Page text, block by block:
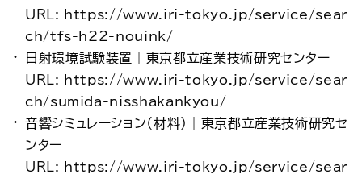
URL: https://www.iri-tokyo.jp/service/sear
ch/tfs-h22-nouink/
日射環境試験装置｜東京都立産業技術研究センター
URL: https://www.iri-tokyo.jp/service/sear
ch/sumida-nisshakankyou/
音響シミュレーション（材料）｜東京都立産業技術研究セ
ンター
URL: https://www.iri-tokyo.jp/service/sear